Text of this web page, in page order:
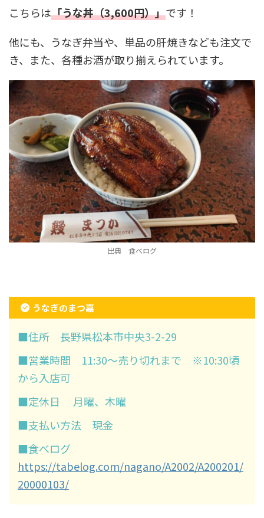
こちらは「うな丼（3,600円）」です！
他にも、うなぎ弁当や、単品の肝焼きなども注文で
き、また、各種お酒が取り揃えられています。
出典 食べログ
うなぎのまつ嘉
■住所 長野県松本市中央3-2-29
■営業時間 11:30～売り切れまで ※10:30頃
から入店可
■定休日 月曜、木曜
■支払い方法 現金
■食べログ
https://tabelog.com/nagano/A2002/A200201/
20000103/